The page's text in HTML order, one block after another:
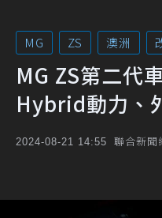
MG ZS 澳洲
MG ZS第二代
Hybrid動力、
2024-08-21 14:55 聯合新聞